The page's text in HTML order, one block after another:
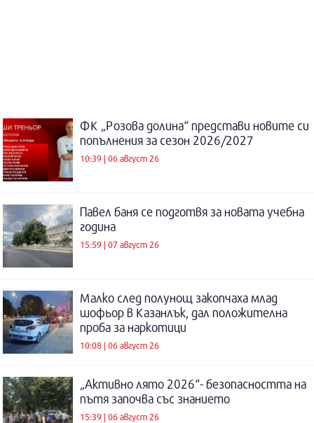
ФК „Розова долина“ представи новите си
попълнения за сезон 2026/2027
10:39 | 06 август 26
Павел баня се подготвя за новата учебна
година
15:59 | 07 август 26
Малко след полунощ закопчаха млад
шофьор в Казанлък, дал положителна
проба за наркотици
10:08 | 06 август 26
„Активно лято 2026“- безопасността на
пътя започва със знанието
15:39 | 06 август 26